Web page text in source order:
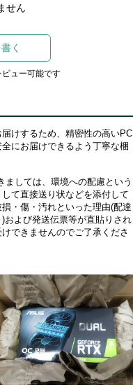
せん
く
ュー可能です
けするため、精密性の高いPC
にお届けできるよう丁寧な梱
しては、環境への配慮という
て直接送り状などを添付して
・傷・汚れといった理由(配達
および発送伝票等が直貼りされ
できませんのでご了承くださ